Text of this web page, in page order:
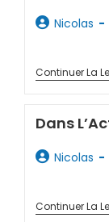
Nicolas
Continuer La
Dans
Nicolas
Continuer La